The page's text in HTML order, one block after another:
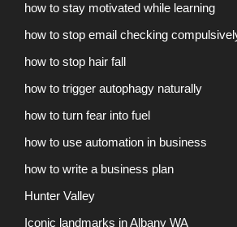
how to stay motivated while learning
how to stop email checking
how to stop hair fall
how to trigger autophagy naturally
how to turn fear into fuel
how to use automation in business
how to write a business plan
Hunter Valley
Iconic landmarks in Albany WA